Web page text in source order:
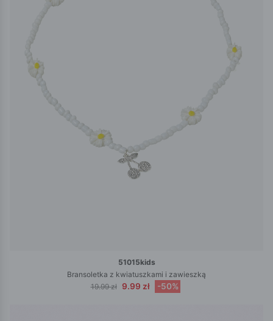
51015kids
Bransoletka z kwiatuszkami i zawieszką
19.99 zł 9.99 zł -50%